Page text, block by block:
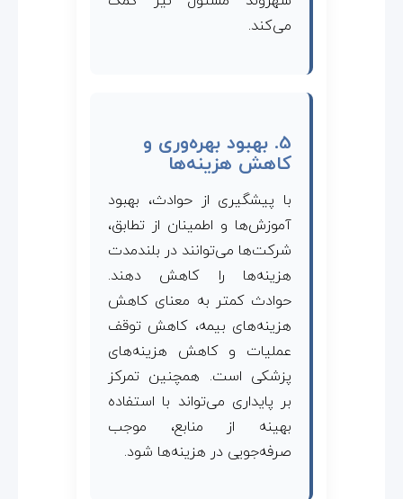
می‌کند.
5. بهبود بهره‌وری و
کاهش هزینه‌ها
با پیشگیری از حوادث، بهبود
آموزش‌ها و اطمینان از تطابق،
شرکت‌ها می‌توانند در بلندمدت
هزینه‌ها را کاهش دهند.
حوادث کمتر به معنای کاهش
هزینه‌های بیمه، کاهش توقف
عملیات و کاهش هزینه‌های
پزشکی است. همچنین تمرکز
بر پایداری می‌تواند با استفاده
بهینه از منابع، موجب
صرفه‌جویی در هزینه‌ها شود.